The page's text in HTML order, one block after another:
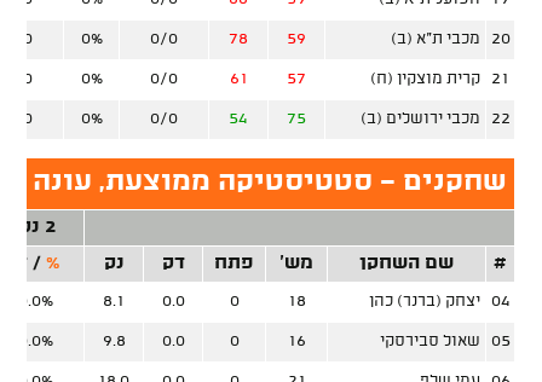
20 מכבי ת"א (ב) 59
78
0/0
0%
0/0
21 קרית מוצקין (ח) 57
61
0/0
0%
0/0
22 מכבי ירושלים (ב) 75
54
0/0
0%
0/0
שחקנים - סטטיסטיקה ממוצעת, עונה
2 נק'
#
שם השחקן מש' פתח דק נק %
/ זר
04 יצחק (ברנר) כהן 18
0
0.0
8.1
0.0%
05 שאול סבירסקי 16
0
0.0
9.8
0.0%